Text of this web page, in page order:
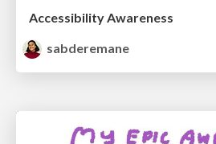
Accessibility Awareness
sabderemane